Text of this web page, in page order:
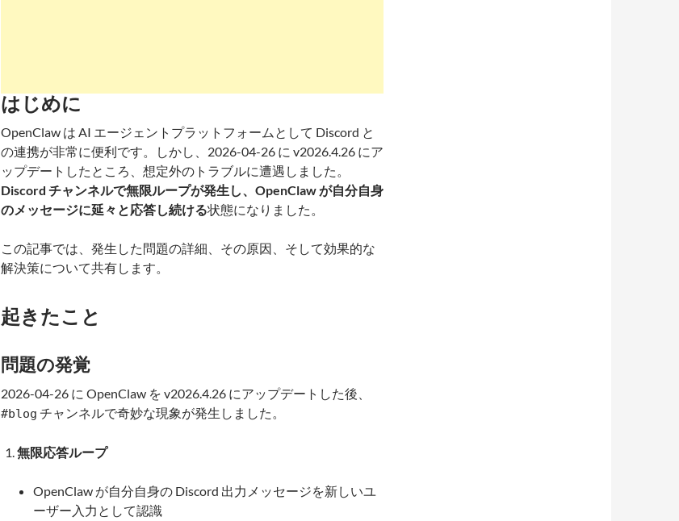
はじめに
OpenClaw は AI エージェントプラットフォームとして Discord と
の連携が非常に便利です。しかし、2026-04-26 に v2026.4.26 にア
ップデートしたところ、想定外のトラブルに遭遇しました。
Discord チャンネルで無限ループが発生し、OpenClaw が自分自身
のメッセージに延々と応答し続ける状態になりました。
この記事では、発生した問題の詳細、その原因、そして効果的な
解決策について共有します。
起きたこと
問題の発覚
2026-04-26 に OpenClaw を v2026.4.26 にアップデートした後、
#blog チャンネルで奇妙な現象が発生しました。
無限応答ループ
OpenClaw が自分自身の Discord 出力メッセージを新しいユ
ーザー入力として認識